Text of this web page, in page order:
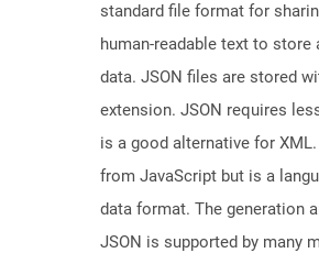
standard file format for
human-readable text to store
data. JSON files are stored
extension. JSON requires
is a good alternative for
from JavaScript but is a
data format. The generation
JSON is supported by many